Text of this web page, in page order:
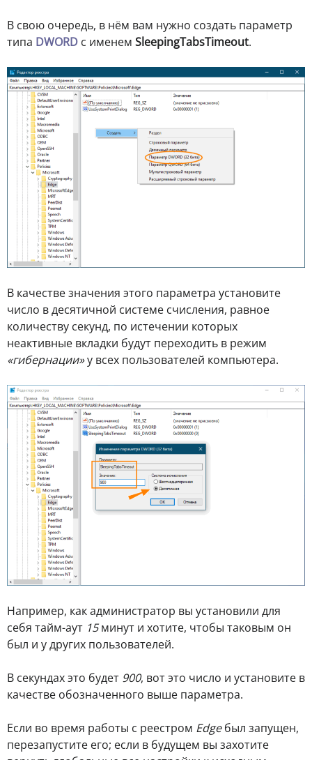
В свою очередь, в нём вам нужно создать параметр
типа DWORD с именем SleepingTabsTimeout.
В качестве значения этого параметра установите
число в десятичной системе счисления, равное
количеству секунд, по истечении которых
неактивные вкладки будут переходить в режим
«гибернации»у всех пользователей компьютера.
Например, как администратор вы установили для
себя тайм-аут 15минут и хотите, чтобы таковым он
был и у других пользователей.
В секундах это будет 900, вот это число и установите в
качестве обозначенного выше параметра.
Если во время работы с реестром Edgeбыл запущен,
перезапустите его; если в будущем вы захотите